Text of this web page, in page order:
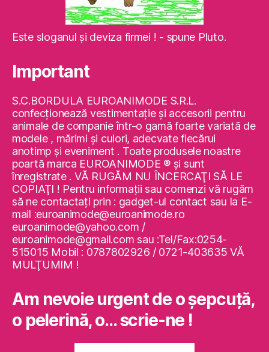
Este sloganul şi deviza firmei ! - spune Pluto.
Important
S.C.BORDULA EUROANIMODE S.R.L.
confecţionează vestimentaţie şi accesorii pentru
animale de companie într-o gamă foarte variată de
modele , mărimi şi culori, adecvate fiecărui
anotimp şi eveniment . Toate produsele noastre
poartă marca EUROANIMODE ® şi sunt
înregistrate . VĂ RUGĂM NU ÎNCERCAŢI SĂ LE
COPIAŢI ! Pentru informaţii sau comenzi vă rugăm
să ne contactaţi prin : gadget-ul contact sau la E-
mail :euroanimode@euroanimode.ro
euroanimode@yahoo.com /
euroanimode@gmail.com sau :Tel/Fax:0254-
515015 Mobil : 0787802926 / 0721-403635 VĂ
MULŢUMIM !
Am nevoie urgent de o şepcuţă,
o pelerină, o… scrie-ne !